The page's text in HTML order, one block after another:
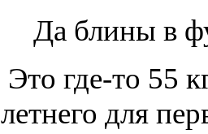
Да блины в
Это где-то 55
летнего для